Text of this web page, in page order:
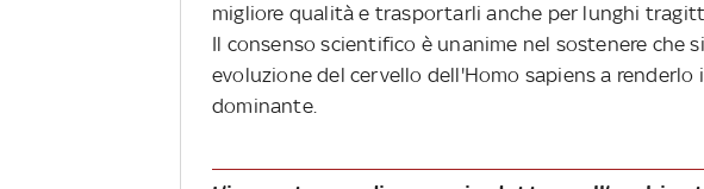
migliore qualità e trasportarli anche per lunghi
Il consenso scientifico è unanime nel sostenere che
evoluzione del cervello dell'Homo sapiens a renderlo
dominante.